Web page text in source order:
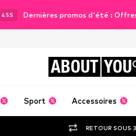
43S Dernières promos d'été :
ABOUT YOU
Sport Accessoires
RETOUR SOUS